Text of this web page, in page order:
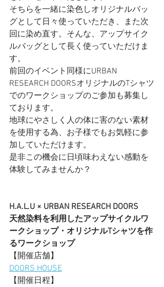
そちらを一緒に染色しオリジナルバッ
グとして日々使っていただき、また次
回に染め直す。そんな、アップサイク
ルバッグとして長く使っていただけま
す。
前回のイベント同様にURBAN
RESEARCH DOORSオリジナルのTシャツ
でのワークショップのご参加も募集し
ております。
地球にやさしく人の体に害のない素材
を使用する為、お子様でもお気軽に参
加していただけます。
是非この機会に日頃味わえない感動を
体験してみませんか？
H.A.L.U × URBAN RESEARCH DOORS
天然染料を利用したアップサイクルワ
ークショップ・オリジナルTシャツを作
るワークショップ
【開催店舗】
DOORS HOUSE
【開催日程】